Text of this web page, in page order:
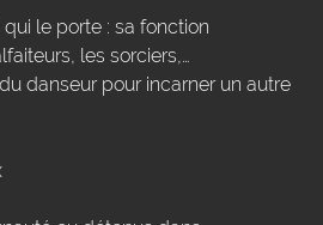
le porte : sa fonction
les sorciers,…
danseur pour incarner un autre